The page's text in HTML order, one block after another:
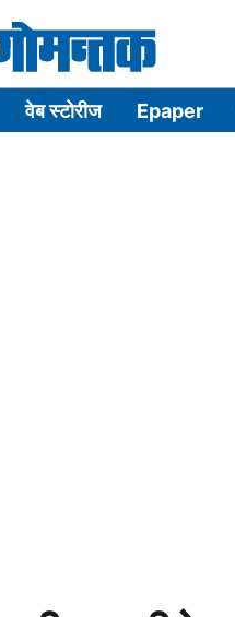
वेब स्टोरीज Epaper